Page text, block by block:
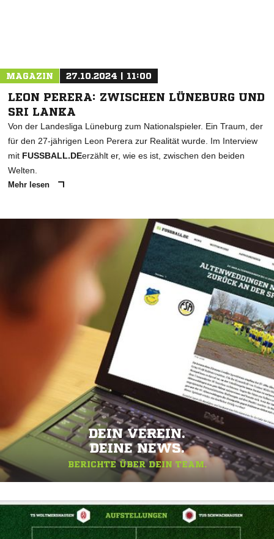
MAGAZIN 27.10.2024 | 11:00
LEON PERERA: ZWISCHEN LÜNEBURG UND
SRI LANKA
Von der Landesliga Lüneburg zum Nationalspieler. Ein Traum, der
für den 27-jährigen Leon Perera zur Realität wurde. Im Interview
mit FUSSBALL.DEerzählt er, wie es ist, zwischen den beiden
Welten.
Mehr lesen
DEIN VEREIN.
DEINE NEWS.
BERICHTE ÜBER DEIN TEAM.